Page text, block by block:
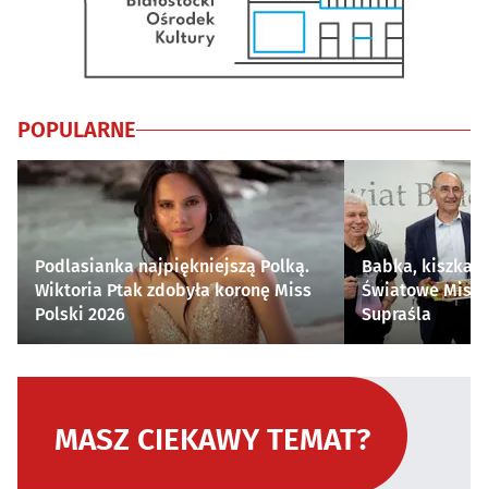
POPULARNE
Podlasianka najpiękniejszą Polką.
Wiktoria Ptak zdobyła koronę Miss
Polski 2026
Babka, kiszka i
Światowe
Supraśla
MASZ CIEKAWY TEMAT?